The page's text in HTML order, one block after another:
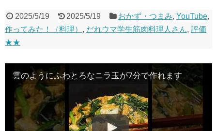
2025/5/19 2025/5/19 おかず・つまみ,YouTube,
作ってみた！（料理） , だれウマ学生筋肉料理人さん, 評価
★★
雲のようにふわとろなニラ玉が7分で作れます